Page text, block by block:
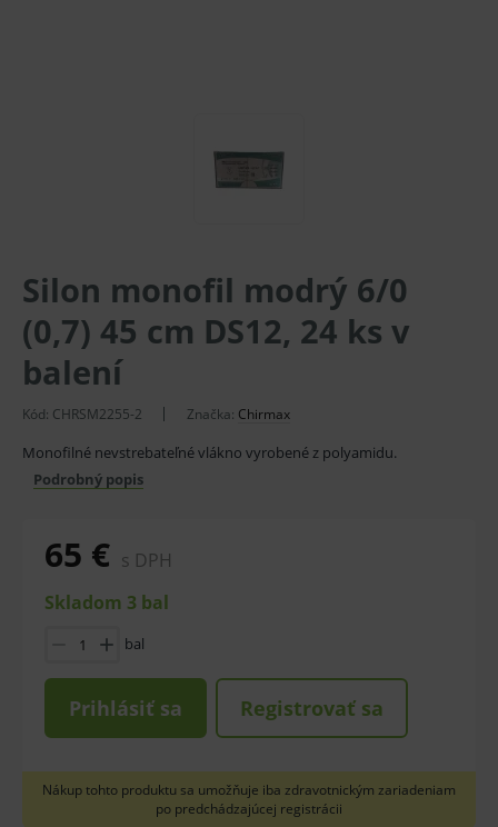
Silon monofil modrý 6/0
(0,7) 45 cm DS12, 24 ks v
balení
Kód: CHRSM2255-2 Značka: Chirmax
Monofilné nevstrebateľné vlákno vyrobené z polyamidu.
Podrobný popis
65 € s DPH
Skladom 3 bal
bal
Prihlásiť sa Registrovať sa
Nákup tohto produktu sa umožňuje iba zdravotnickým zariadeniam
po predchádzajúcej registrácii